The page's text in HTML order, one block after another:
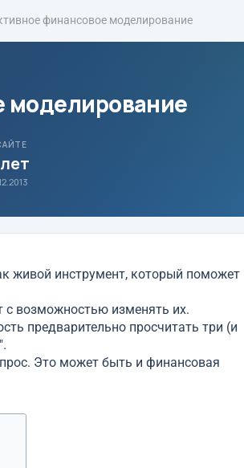
финансовое моделирование
моделирование
живой инструмент, который поможет
с возможностью изменять их.
предварительно просчитать три (и
Это может быть и финансовая